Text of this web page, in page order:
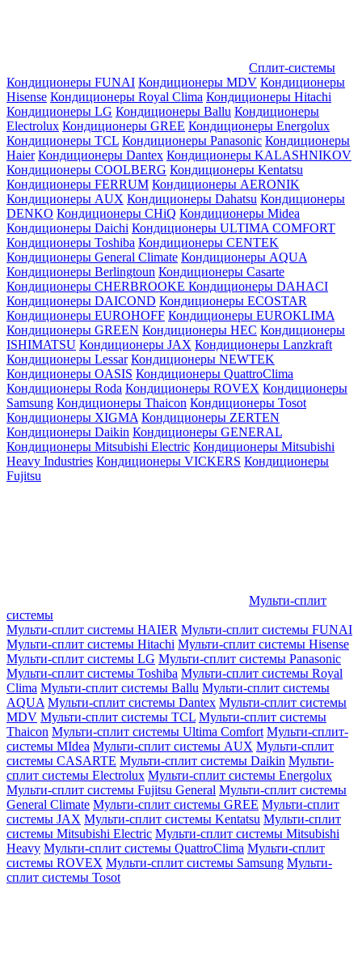
Сплит-системы
Кондиционеры FUNAI Кондиционеры MDV Кондиционеры
Hisense Кондиционеры Royal Clima Кондиционеры Hitachi
Кондиционеры LG Кондиционеры Ballu Кондиционеры
Electrolux Кондиционеры GREE Кондиционеры Energolux
Кондиционеры TCL Кондиционеры Panasonic Кондиционеры
Haier Кондиционеры Dantex Кондиционеры KALASHNIKOV
Кондиционеры СOOLBERG Кондиционеры Kentatsu
Кондиционеры FERRUM Кондиционеры AERONIK
Кондиционеры AUX Кондиционеры Dahatsu Кондиционеры
DENKO Кондиционеры CHiQ Кондиционеры Midea
Кондиционеры Daichi Кондиционеры ULTIMA COMFORT
Кондиционеры Toshiba Кондиционеры CENTEK
Кондиционеры General Climate Кондиционеры AQUA
Кондиционеры Berlingtoun Кондиционеры Casarte
Кондиционеры CHERBROOKE Кондиционеры DAHACI
Кондиционеры DAICOND Кондиционеры ECOSTAR
Кондиционеры EUROHOFF Кондиционеры EUROKLIMA
Кондиционеры GREEN Кондиционеры HEC Кондиционеры
ISHIMATSU Кондиционеры JAX Кондиционеры Lanzkraft
Кондиционеры Lessar Кондиционеры NEWTEK
Кондиционеры OASIS Кондиционеры QuattroClima
Кондиционеры Roda Кондиционеры ROVEX Кондиционеры
Samsung Кондиционеры Thaicon Кондиционеры Tosot
Кондиционеры XIGMA Кондиционеры ZERTEN
Кондиционеры Daikin Кондиционеры GENERAL
Кондиционеры Mitsubishi Electric Кондиционеры Mitsubishi
Heavy Industries Кондиционеры VICKERS Кондиционеры
Fujitsu
Мульти-сплит
системы
Мульти-сплит системы HAIER Мульти-сплит системы FUNAI
Мульти-сплит системы Hitachi Мульти-сплит системы Hisense
Мульти-сплит системы LG Мульти-сплит системы Panasonic
Мульти-сплит системы Toshiba Мульти-сплит системы Royal
Clima Мульти-сплит системы Ballu Мульти-сплит системы
AQUA Мульти-сплит системы Dantex Мульти-сплит системы
MDV Мульти-сплит системы TCL Мульти-сплит системы
Thaicon Мульти-сплит системы Ultima Comfort Мульти-сплит-
системы MIdea Мульти-сплит системы AUX Мульти-сплит
системы CASARTE Мульти-сплит системы Daikin Мульти-
сплит системы Electrolux Мульти-сплит системы Energolux
Мульти-сплит системы Fujitsu General Мульти-сплит системы
General Climate Мульти-сплит системы GREE Мульти-сплит
системы JAX Мульти-сплит системы Kentatsu Мульти-сплит
системы Mitsubishi Electric Мульти-сплит системы Mitsubishi
Heavy Мульти-сплит системы QuattroClima Мульти-сплит
системы ROVEX Мульти-сплит системы Samsung Мульти-
сплит системы Tosot